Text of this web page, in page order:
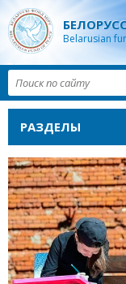
Belarusian
РАЗДЕЛЫ